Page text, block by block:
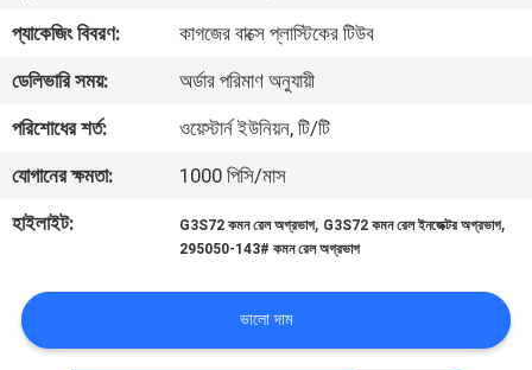
গুণগত
মান
নিয়ন্ত্রণ
যোগাযোগ
খবর
প্যাকেজিং বিবরণ:
কাগজের বাক্সে প্লাস্টিকের টিউব
ডেলিভারি সময়:
অর্ডার পরিমাণ অনুযায়ী
পরিশোধের শর্ত:
ওয়েস্টার্ন ইউনিয়ন, টি/টি
যোগানের ক্ষমতা:
1000 পিসি/মাস
হাইলাইট:
G3S72 কমন রেল অগ্রভাগ, G3S72 কমন রেল ইনজেক্টর অগ্রভাগ,
295050-143# কমন রেল অগ্রভাগ
ভালো দাম